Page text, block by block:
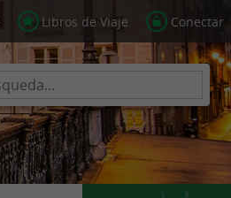
Libros de Viaje Conectar